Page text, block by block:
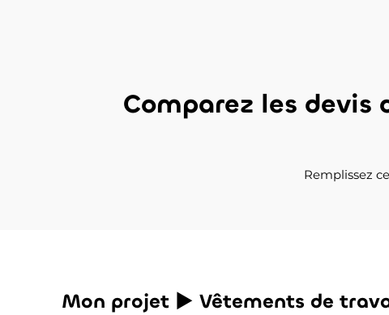
Comparez les devis
Remplissez
Mon projet ► Vêtements de